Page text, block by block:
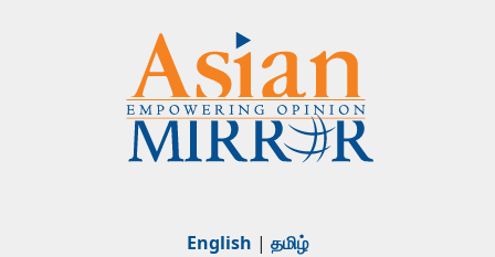
English | தமிழ்